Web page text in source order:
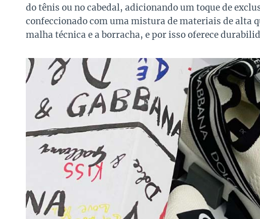
do tênis ou no cabedal, adicionando um toque de
confeccionado com uma mistura de materiais de alta
malha técnica e a borracha, e por isso oferece